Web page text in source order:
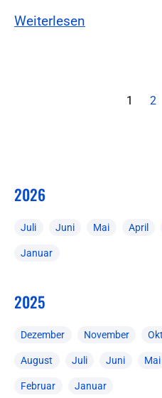
Weiterlesen
1 2
2026
Juli Juni Mai April
Januar
2025
Dezember November
August Juli Juni Mai
Februar Januar